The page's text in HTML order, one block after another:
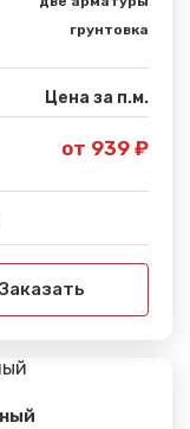
грунтовка
Цена за п.м.
от 939 ₽